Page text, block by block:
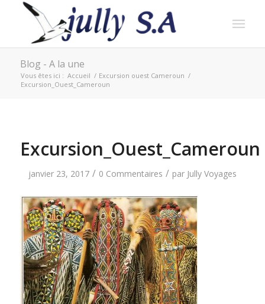
Blog - A la une
Vous êtes ici : Accueil / Excursion ouest Cameroun /
Excursion_Ouest_Cameroun
Excursion_Ouest_Cameroun
janvier 23, 2017 / 0 Commentaires / par Jully Voyages